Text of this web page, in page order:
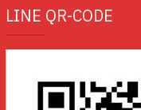
LINE QR-CODE